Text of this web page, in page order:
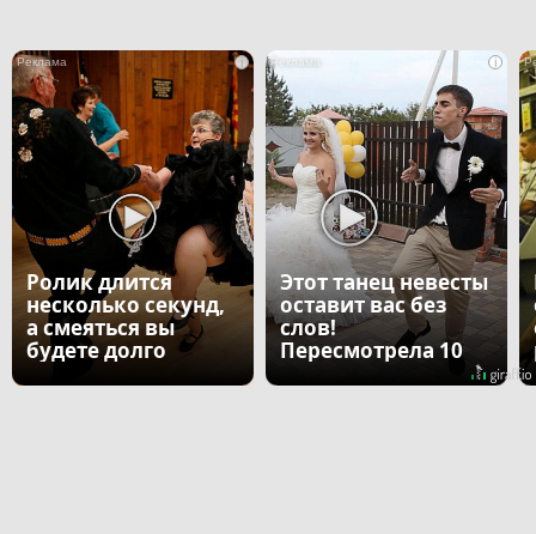
i
Ролик длится
несколько секунд,
а смеяться вы
будете долго
i
Этот танец невесты
оставит вас без
слов!
Пересмотрела 10